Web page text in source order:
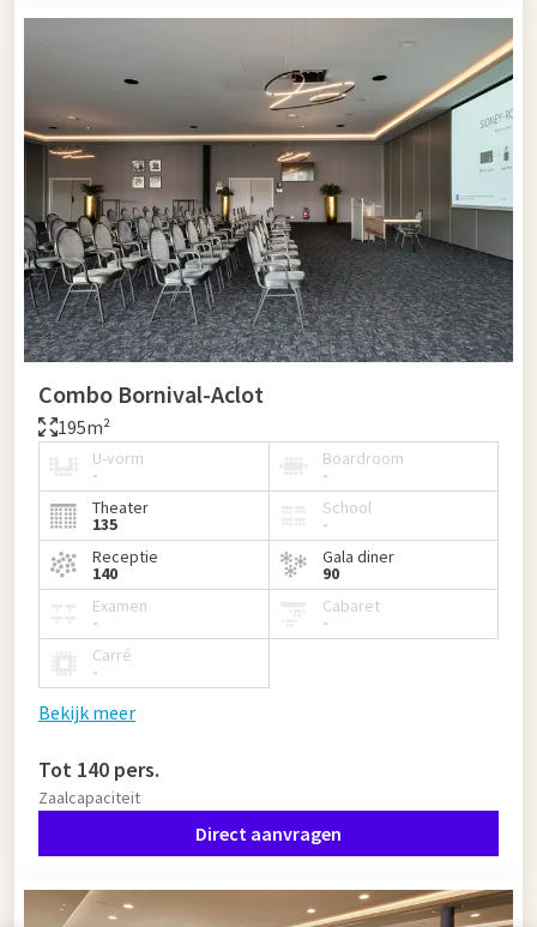
Combo Bornival-Aclot
195m²
U-vorm
-
Boardroom
-
Theater
135
School
-
Receptie
140
Gala diner
90
Examen
-
Cabaret
-
Carré
-
Bekijk meer
Tot 140 pers.
Zaalcapaciteit
Direct aanvragen